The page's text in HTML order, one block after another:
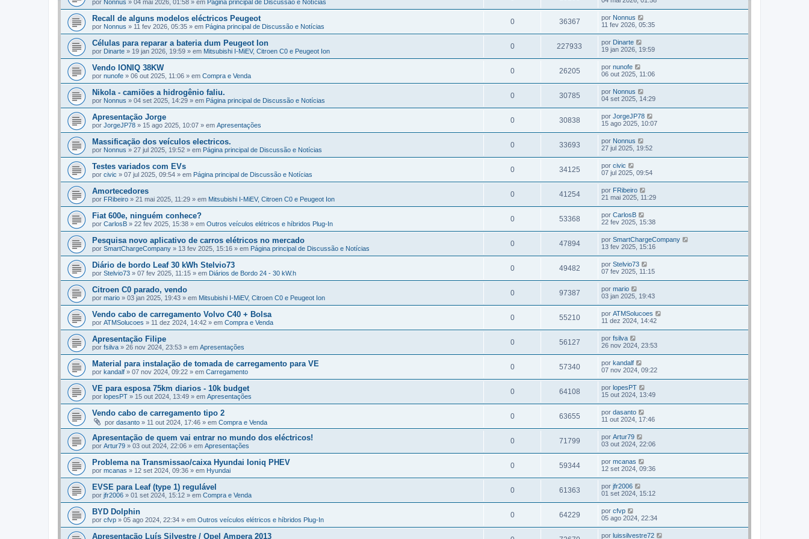
por Nonnus » 04 mai 2026, 01:58 » em Página principal de Discussão e Notícias
Recall de alguns modelos eléctricos Peugeot
por Nonnus » 11 fev 2026, 05:35 » em Página principal de Discussão e Notícias
0 36367 por Nonnus
11 fev 2026, 05:35
Células para reparar a bateria dum Peugeot Ion
por Dinarte » 19 jan 2026, 19:59 » em Mitsubishi I-MiEV, Citroen C0 e Peugeot Ion
0 227933 por Dinarte
19 jan 2026, 19:59
Vendo IONIQ 38KW
por nunofe » 06 out 2025, 11:06 » em Compra e Venda
0 26205 por nunofe
06 out 2025, 11:06
Nikola - camiões a hidrogênio faliu.
por Nonnus » 04 set 2025, 14:29 » em Página principal de Discussão e Notícias
0 30785 por Nonnus
04 set 2025, 14:29
Apresentação Jorge
por JorgeJP78 » 15 ago 2025, 10:07 » em Apresentações
0 30838 por JorgeJP78
15 ago 2025, 10:07
Massificação dos veículos electricos.
por Nonnus » 27 jul 2025, 19:52 » em Página principal de Discussão e Notícias
0 33693 por Nonnus
27 jul 2025, 19:52
Testes variados com EVs
por civic » 07 jul 2025, 09:54 » em Página principal de Discussão e Notícias
0 34125 por civic
07 jul 2025, 09:54
Amortecedores
por FRibeiro » 21 mai 2025, 11:29 » em Mitsubishi I-MiEV, Citroen C0 e Peugeot Ion
0 41254 por FRibeiro
21 mai 2025, 11:29
Fiat 600e, ninguém conhece?
por CarlosB » 22 fev 2025, 15:38 » em Outros veículos elétricos e híbridos Plug-In
0 53368 por CarlosB
22 fev 2025, 15:38
Pesquisa novo aplicativo de carros elétricos no mercado
por SmartChargeCompany » 13 fev 2025, 15:16 » em Página principal de Discussão e Notícias
0 47894 por SmartChargeCompany
13 fev 2025, 15:16
Diário de bordo Leaf 30 kWh Stelvio73
por Stelvio73 » 07 fev 2025, 11:15 » em Diários de Bordo 24 - 30 kW.h
0 49482 por Stelvio73
07 fev 2025, 11:15
Citroen C0 parado, vendo
por mario » 03 jan 2025, 19:43 » em Mitsubishi I-MiEV, Citroen C0 e Peugeot Ion
0 97387 por mario
03 jan 2025, 19:43
Vendo cabo de carregamento Volvo C40 + Bolsa
por ATMSolucoes » 11 dez 2024, 14:42 » em Compra e Venda
0 55210 por ATMSolucoes
11 dez 2024, 14:42
Apresentação Filipe
por fsilva » 26 nov 2024, 23:53 » em Apresentações
0 56127 por fsilva
26 nov 2024, 23:53
Material para instalação de tomada de carregamento para VE
por kandalf » 07 nov 2024, 09:22 » em Carregamento
0 57340 por kandalf
07 nov 2024, 09:22
VE para esposa 75km diarios - 10k budget
por lopesPT » 15 out 2024, 13:49 » em Apresentações
0 64108 por lopesPT
15 out 2024, 13:49
Vendo cabo de carregamento tipo 2
por dasanto » 11 out 2024, 17:46 » em Compra e Venda
0 63655 por dasanto
11 out 2024, 17:46
Apresentação de quem vai entrar no mundo dos eléctricos!
por Artur79 » 03 out 2024, 22:06 » em Apresentações
0 71799 por Artur79
03 out 2024, 22:06
Problema na Transmissao/caixa Hyundai Ioniq PHEV
por mcanas » 12 set 2024, 09:36 » em Hyundai
0 59344 por mcanas
12 set 2024, 09:36
EVSE para Leaf (type 1) regulável
por jfr2006 » 01 set 2024, 15:12 » em Compra e Venda
0 61363 por jfr2006
01 set 2024, 15:12
BYD Dolphin
por cfvp » 05 ago 2024, 22:34 » em Outros veículos elétricos e híbridos Plug-In
0 64229 por cfvp
05 ago 2024, 22:34
Apresentação Luís Silvestre / Opel Ampera 2013 por luissilvestre72